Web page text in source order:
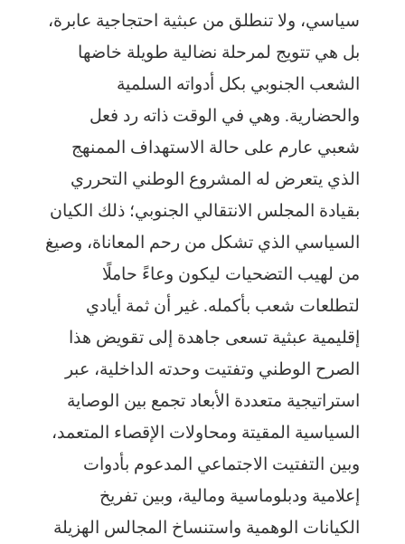
سياسي، ولا تنطلق من عبثية احتجاجية عابرة،
بل هي تتويج لمرحلة نضالية طويلة خاضها
الشعب الجنوبي بكل أدواته السلمية
والحضارية. وهي في الوقت ذاته رد فعل
شعبي عارم على حالة الاستهداف الممنهج
الذي يتعرض له المشروع الوطني التحرري
بقيادة المجلس الانتقالي الجنوبي؛ ذلك الكيان
السياسي الذي تشكل من رحم المعاناة، وصيغ
من لهيب التضحيات ليكون وعاءً حاملًا
لتطلعات شعب بأكمله. غير أن ثمة أيادي
إقليمية عبثية تسعى جاهدة إلى تقويض هذا
الصرح الوطني وتفتيت وحدته الداخلية، عبر
استراتيجية متعددة الأبعاد تجمع بين الوصاية
السياسية المقيتة ومحاولات الإقصاء المتعمد،
وبين التفتيت الاجتماعي المدعوم بأدوات
إعلامية ودبلوماسية ومالية، وبين تفريخ
الكيانات الوهمية واستنساخ المجالس الهزيلة